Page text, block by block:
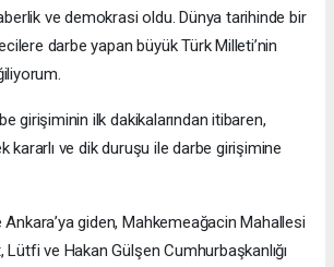
ve demokrasi oldu. Dünya tarihinde bir
darbe yapan büyük Türk Milleti’nin
girişiminin ilk dakikalarından itibaren,
kararlı ve dik duruşu ile darbe girişimine
giden, Mahkemeağacin Mahallesi
Lütfi ve Hakan Gülşen Cumhurbaşkanlığı